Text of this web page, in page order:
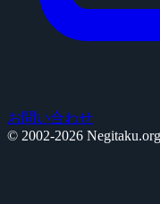
お問い合わせ
© 2002-2026 Negitaku.org